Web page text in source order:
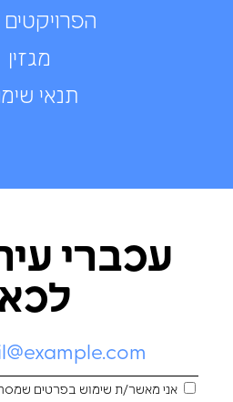
הפרויקטים
מגזין
תנאי
עכברי
אני מאשר/ת שימוש בפרטים